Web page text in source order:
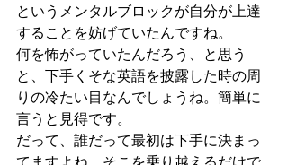
というメンタルブロックが自分が上達
することを妨げていたんですね。
何を怖がっていたんだろう、と思う
と、下手くそな英語を披露した時の周
りの冷たい目なんでしょうね。簡単に
言うと見得です。
だって、誰だって最初は下手に決まっ